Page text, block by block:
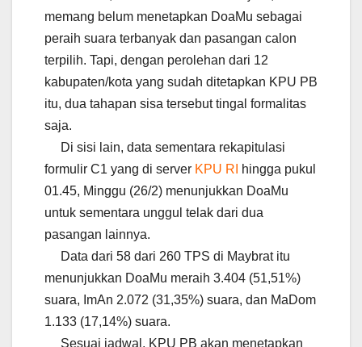
memang belum menetapkan DoaMu sebagai
peraih suara terbanyak dan pasangan calon
terpilih. Tapi, dengan perolehan dari 12
kabupaten/kota yang sudah ditetapkan KPU PB
itu, dua tahapan sisa tersebut tingal formalitas
saja.
Di sisi lain, data sementara rekapitulasi
formulir C1 yang di server KPU RI
hingga pukul
01.45, Minggu (26/2) menunjukkan DoaMu
untuk sementara unggul telak dari dua
pasangan lainnya.
Data dari 58 dari 260 TPS di Maybrat itu
menunjukkan DoaMu meraih 3.404 (51,51%)
suara, ImAn 2.072 (31,35%) suara, dan MaDom
1.133 (17,14%) suara.
Sesuai jadwal, KPU PB akan menetapkan